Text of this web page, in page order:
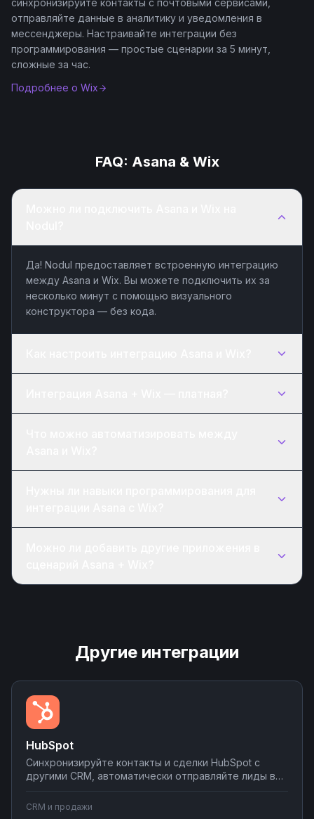
синхронизируйте контакты с почтовыми сервисами,
отправляйте данные в аналитику и уведомления в
мессенджеры. Настраивайте интеграции без
программирования — простые сценарии за 5 минут,
сложные за час.
Подробнее о Wix
FAQ: Asana & Wix
Да! Nodul предоставляет встроенную интеграцию
между Asana и Wix. Вы можете подключить их за
несколько минут с помощью визуального
конструктора — без кода.
Другие интеграции
HubSpot
Синхронизируйте контакты и сделки HubSpot с
другими CRM, автоматически отправляйте лиды в
в планировщиках при изменении статуса сделки.
Настраивайте двусторонний обмен данными без
CRM и продажи